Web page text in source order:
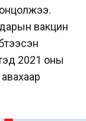
вакцин
2021 оны